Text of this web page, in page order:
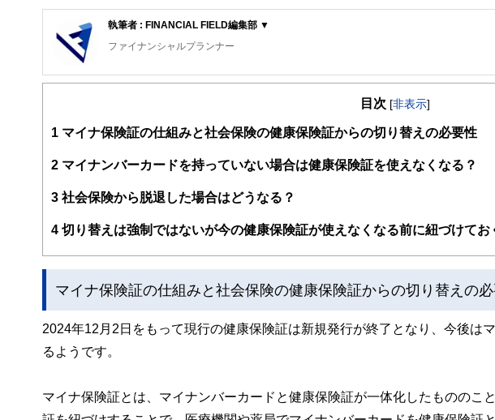
執筆者 : FINANCIAL FIELD編集部 ▼
ファイナンシャルプランナー
FinancialField編集部は、金融、経済に関する記事を、日々の暮らしにどのような影響
案から記事掲載まですべての工程に関わることで、読者目線のコンテンツを追求していま
FinancialFieldの特徴は、ファイナンシャルプランナー、弁護士、税理士、宅地建物取
ー、公認会計士、社会保険労務士、行政書士、投資アナリスト、キャリアコンサルタン
と、読み応えのあるコンテンツと確かな情報発信を実現しています。
私たちは、快適でより良い生活のアイデアを提供するお金のコンシェルジュを目指しま
目次 [非表示]
1 マイナ保険証の仕組みと社会保険の健康保険証からの切り替えの必要性
2 マイナンバーカードを持っていない場合は健康保険証を使えなくなる？
3 社会保険から脱退した場合はどうなる？
4 切り替えは強制ではないが今の健康保険証が使えなくなる前に紐づけてお
マイナ保険証の仕組みと社会保険の健康保険証からの切り替えの
2024年12月2日をもって現行の健康保険証は新規発行が終了となり、今後は
るようです。
マイナ保険証とは、マイナンバーカードと健康保険証が一体化したもののこ